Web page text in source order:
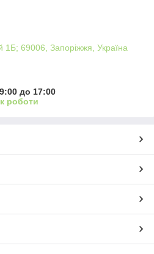
1Б; 69006, Запоріжжя, Україна
до 17:00
роботи